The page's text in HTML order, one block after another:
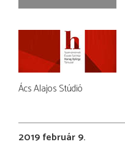
Ács Alajos Stúdió
2019 február 9.